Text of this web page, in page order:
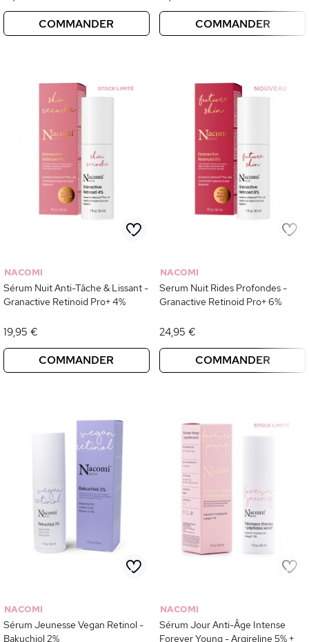
COMMANDER COMMANDER
NACOMI
Sérum Nuit Anti-Tâche & Lissant -
Granactive Retinoid Pro+ 4%
19,95 €
COMMANDER
NACOMI
Serum Nuit Rides Profondes -
Granactive Retinoid Pro+ 6%
24,95 €
COMMANDER
NACOMI
Sérum Jeunesse Vegan Retinol -
Bakuchiol 2%
NACOMI
Sérum Jour Anti-Âge Intense
Forever Young - Argireline 5% +